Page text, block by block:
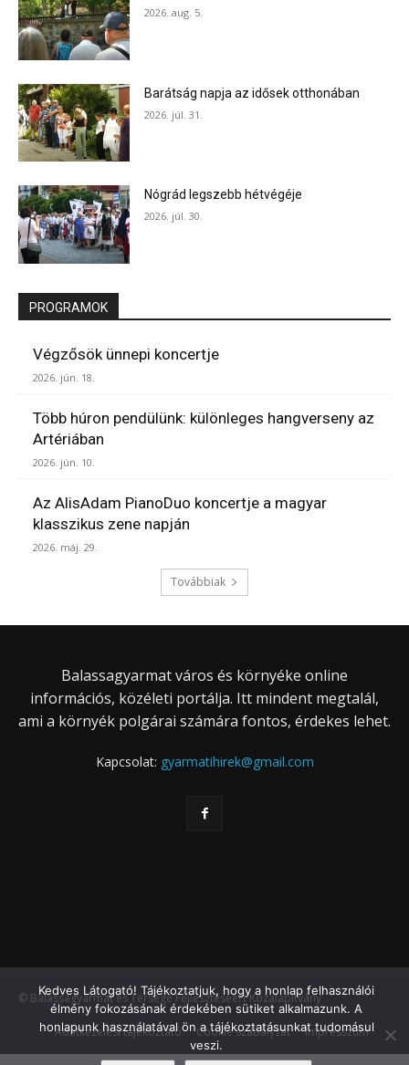
2026. aug. 5.
Barátság napja az idősek otthonában
2026. júl. 31.
Nógrád legszebb hétvégéje
2026. júl. 30.
PROGRAMOK
Végzősök ünnepi koncertje
2026. jún. 18.
Több húron pendülünk: különleges hangverseny az
Artériában
2026. jún. 10.
Az AlisAdam PianoDuo koncertje a magyar
klasszikus zene napján
2026. máj. 29.
Továbbiak
Balassagyarmat város és környéke online
információs, közéleti portálja. Itt mindent megtalál,
ami a környék polgárai számára fontos, érdekes lehet.
Kapcsolat: gyarmatihirek@gmail.com
© Balassagyarmat és Térsége Fejlesztéséért Közalapítvány
Adatkezelési tájékoztató Cookie szabályzat Impresszum
Kedves Látogató! Tájékoztatjuk, hogy a honlap felhasználói
élmény fokozásának érdekében sütiket alkalmazunk. A
honlapunk használatával ön a tájékoztatásunkat tudomásul
veszi.